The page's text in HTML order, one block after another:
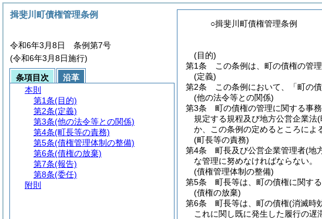
○揖斐川町債権管理条例
(目的)
第1条
この条例は、町の債権の管
(定義)
第2条
この条例において、「町の
(他の法令等との関係)
第3条
町の債権の管理に関する事
規定する規程及び地方公営企業法(
か、この条例の定めるところによ
(町長等の責務)
第4条
町長及び公営企業管理者(地
な管理に努めなければならない。
(債権管理体制の整備)
第5条
町長等は、町の債権に関す
(債権の放棄)
第6条
町長等は、町の債権(消滅時
これに関し既に発生した履行の遅
揖斐川町債権管理条例
令和6年3月8日 条例第7号
(令和6年3月8日施行)
条項目次
沿革
本則
第1条(目的)
第2条(定義)
第3条(他の法令等との関係)
第4条(町長等の責務)
第5条(債権管理体制の整備)
第6条(債権の放棄)
第7条(報告)
第8条(委任)
附則